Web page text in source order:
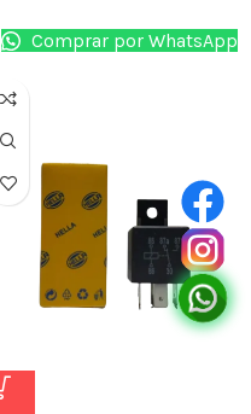
Comprar por WhatsApp